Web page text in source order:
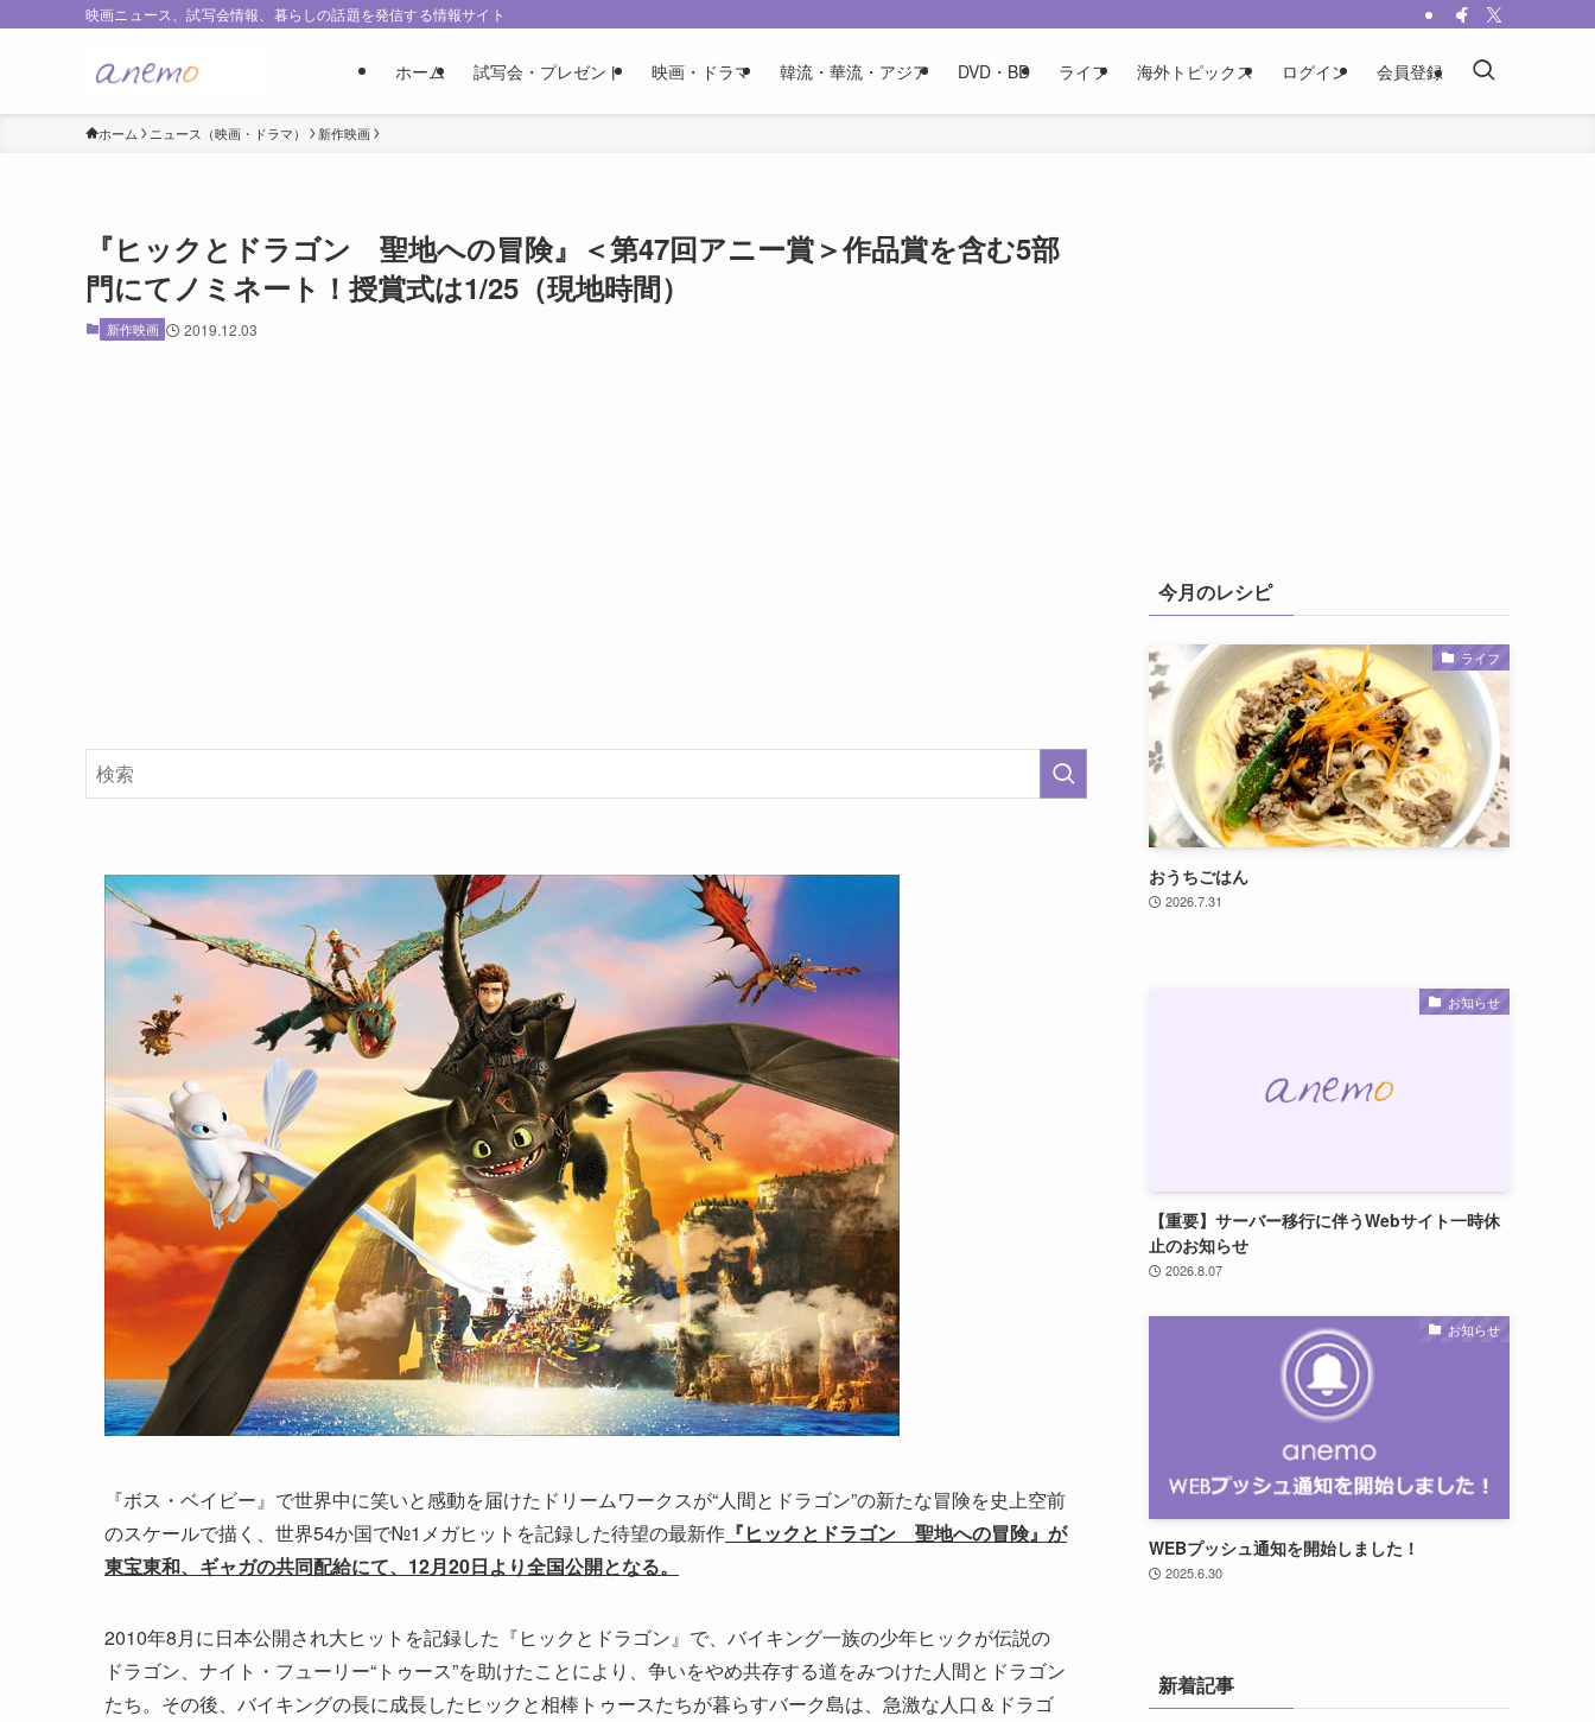
映画ニュース、試写会情報、暮らしの話題を発信する情報サイト
ホーム 試写会・プレゼント 映画・ドラマ 韓流・華流・アジア DVD・BD ライフ 海外トピックス ログイン 会員登録
ホーム ニュース（映画・ドラマ） 新作映画
『ヒックとドラゴン 聖地への冒険』＜第47回アニー賞＞作品賞を含む5部
門にてノミネート！授賞式は1/25（現地時間）
新作映画 2019.12.03
『ボス・ベイビー』で世界中に笑いと感動を届けたドリームワークスが“人間とドラゴン”の新たな冒険を史上空前
のスケールで描く、世界54か国で№1メガヒットを記録した待望の最新作 『ヒックとドラゴン 聖地への冒険』が
東宝東和、ギャガの共同配給にて、12月20日より全国公開となる。
2010年8月に日本公開され大ヒットを記録した『ヒックとドラゴン』で、バイキング一族の少年ヒックが伝説の
ドラゴン、ナイト・フューリー“トゥース”を助けたことにより、争いをやめ共存する道をみつけた人間とドラゴン
たち。その後、バイキングの長に成長したヒックと相棒トゥースたちが暮らすバーク島は、急激な人口＆ドラゴ
今月のレシピ
ライフ
おうちごはん
2026.7.31
お知らせ
【重要】サーバー移行に伴うWebサイト一時休
止のお知らせ
2026.8.07
お知らせ
WEBプッシュ通知を開始しました！
2025.6.30
新着記事